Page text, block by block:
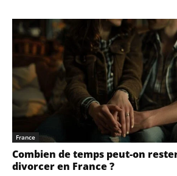
France
Combien de temps peut-on
divorcer en France ?